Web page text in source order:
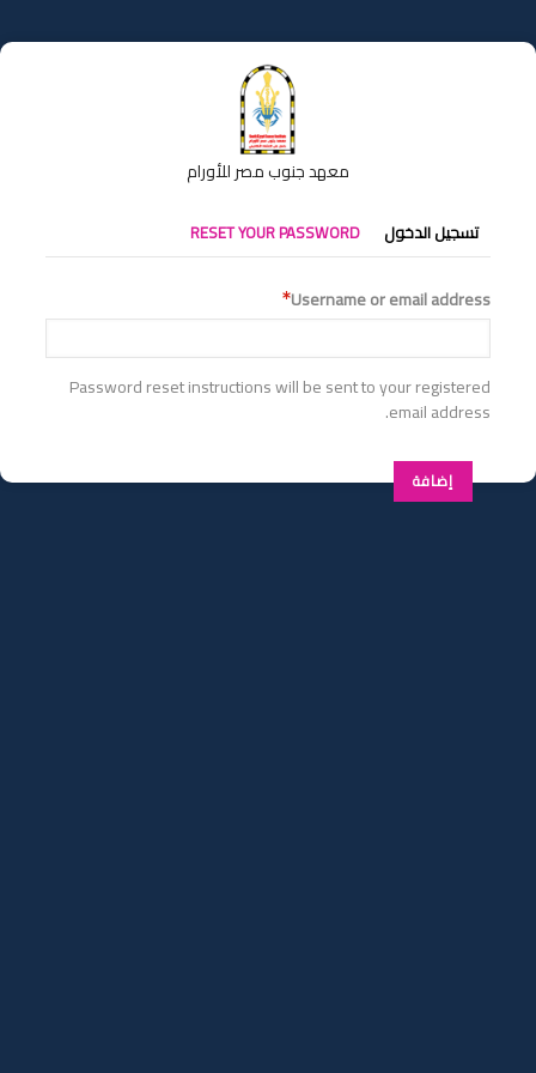
إلى
المحتوى
معهد جنوب مصر للأورام
التبويبات
الأساسية
تسجيل الدخول RESET YOUR PASSWORD
Username or email address
Password reset instructions will be sent to your registered
email address.